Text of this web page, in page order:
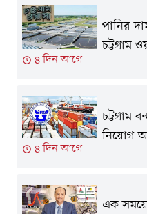
৪ দিন আগে
পানির
চট্টগ্রাম
৪ দিন আগে
চট্টগ্রাম
নিয়োগ
এক